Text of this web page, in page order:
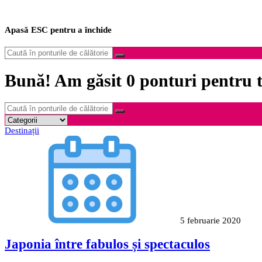
Apasă ESC pentru a închide
Bună! Am găsit 0 ponturi pentru
Destinații
5 februarie 2020
Japonia între fabulos și spectaculos